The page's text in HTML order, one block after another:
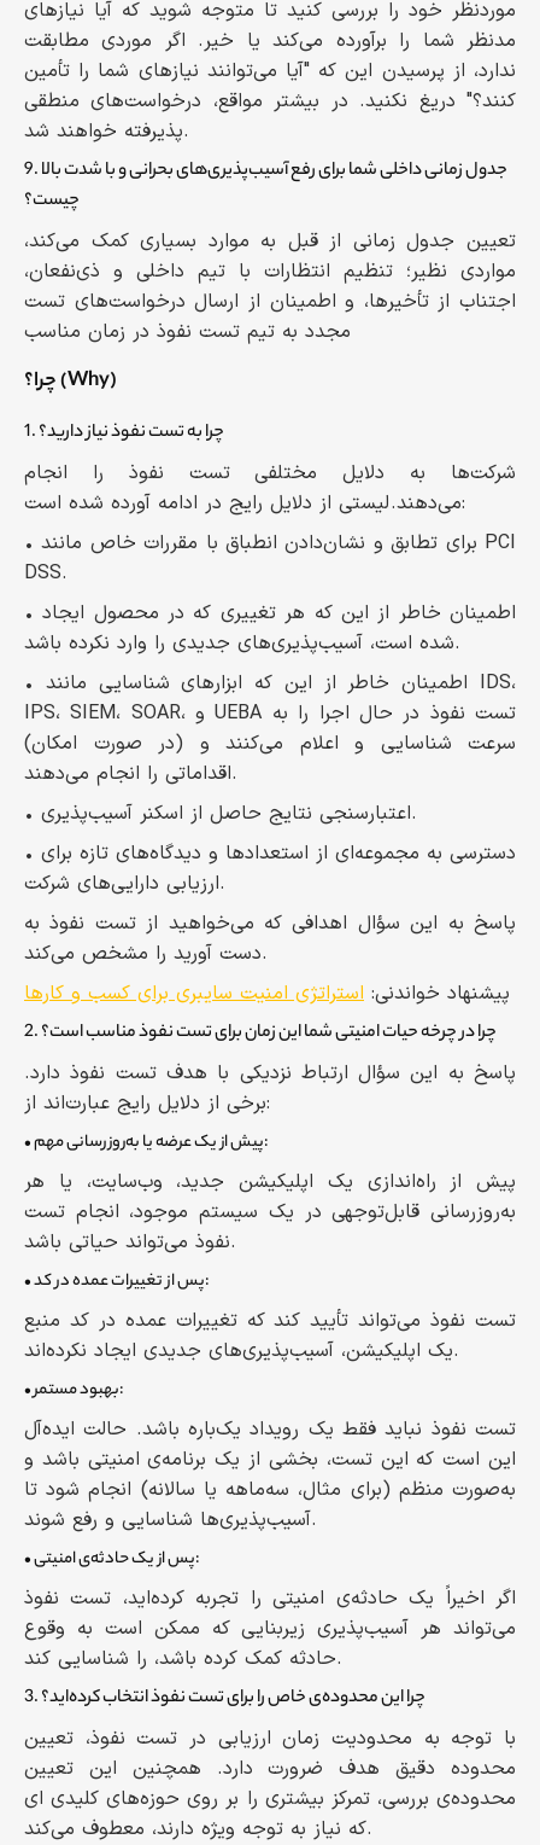
موردنظر خود را بررسی کنید تا متوجه شوید که آیا نیازهای
مدنظر شما را برآورده می‌کند یا خیر. اگر موردی مطابقت
ندارد، از پرسیدن این که "آیا می‌توانند نیازهای شما را تأمین
کنند؟" دریغ نکنید. در بیشتر مواقع، درخواست‌های منطقی
پذیرفته خواهند شد.
9. جدول زمانی داخلی شما برای رفع آسیب‌پذیری‌های بحرانی و با شدت بالا
چیست؟
تعیین جدول زمانی از قبل به موارد بسیاری کمک می‌کند،
مواردی نظیر؛ تنظیم انتظارات با تیم داخلی و ذی‌نفعان،
اجتناب از تأخیرها، و اطمینان از ارسال درخواست‌های تست
مجدد به تیم تست نفوذ در زمان مناسب
چرا؟ (Why)
1. چرا به تست نفوذ نیاز دارید؟
شرکت‌ها به دلایل مختلفی تست نفوذ را انجام
می‌دهند. لیستی از دلایل رایج در ادامه آورده شده است:
• برای تطابق و نشان‌دادن انطباق با مقررات خاص مانند PCI
DSS.
• اطمینان خاطر از این که هر تغییری که در محصول ایجاد
شده است، آسیب‌پذیری‌های جدیدی را وارد نکرده باشد.
• اطمینان خاطر از این که ابزارهای شناسایی مانند IDS،
IPS، SIEM، SOAR، و UEBA تست نفوذ در حال اجرا را به
سرعت شناسایی و اعلام می‌کنند و (در صورت امکان)
اقداماتی را انجام می‌دهند.
• اعتبارسنجی نتایج حاصل از اسکنر آسیب‌پذیری.
• دسترسی به مجموعه‌ای از استعدادها و دیدگاه‌های تازه برای
ارزیابی دارایی‌های شرکت.
پاسخ به این سؤال اهدافی که می‌خواهید از تست نفوذ به
دست آورید را مشخص می‌کند.
پیشنهاد خواندنی: استراتژی امنیت سایبری برای کسب و کارها
2. چرا در چرخه حیات امنیتی شما این زمان برای تست نفوذ مناسب است؟
پاسخ به این سؤال ارتباط نزدیکی با هدف تست نفوذ دارد.
برخی از دلایل رایج عبارت‌اند از:
• پیش از یک عرضه یا به‌روزرسانی مهم:
پیش از راه‌اندازی یک اپلیکیشن جدید، وب‌سایت، یا هر
به‌روزرسانی قابل‌توجهی در یک سیستم موجود، انجام تست
نفوذ می‌تواند حیاتی باشد.
• پس از تغییرات عمده در کد:
تست نفوذ می‌تواند تأیید کند که تغییرات عمده در کد منبع
یک اپلیکیشن، آسیب‌پذیری‌های جدیدی ایجاد نکرده‌اند.
• بهبود مستمر:
تست نفوذ نباید فقط یک رویداد یک‌باره باشد. حالت ایده‌آل
این است که این تست، بخشی از یک برنامه‌ی امنیتی باشد و
به‌صورت منظم (برای مثال، سه‌ماهه یا سالانه) انجام شود تا
آسیب‌پذیری‌ها شناسایی و رفع شوند.
• پس از یک حادثه‌ی امنیتی:
اگر اخیراً یک حادثه‌ی امنیتی را تجربه کرده‌اید، تست نفوذ
می‌تواند هر آسیب‌پذیری زیربنایی‌ که ممکن است به وقوع
حادثه کمک کرده باشد، را شناسایی کند.
3. چرا این محدوده‌ی خاص را برای تست نفوذ انتخاب کرده‌اید؟
با توجه به محدودیت زمان ارزیابی در تست نفوذ، تعیین
محدوده دقیق هدف ضرورت دارد. همچنین این تعیین
محدوده‌ی بررسی، تمرکز بیشتری را بر روی حوزه‌های کلیدی ای
که نیاز به توجه ویژه دارند، معطوف می‌کند.